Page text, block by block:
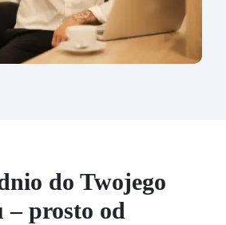
do Twojego
– prosto od